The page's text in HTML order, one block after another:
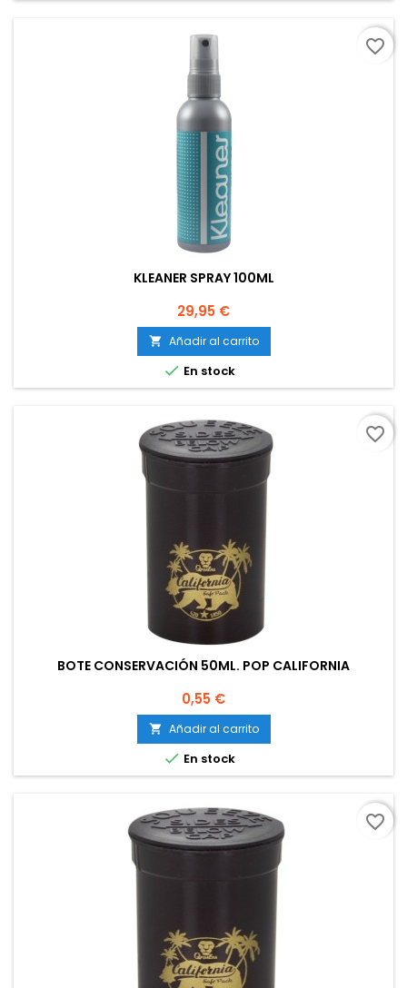
KLEANER SPRAY 100ML
Precio
29,95 €
 Añadir al carrito
 En stock
favorite_border
BOTE CONSERVACIÓN 50ML. POP CALIFORNIA
Precio
0,55 €
 Añadir al carrito
 En stock
favorite_border
favorite_border